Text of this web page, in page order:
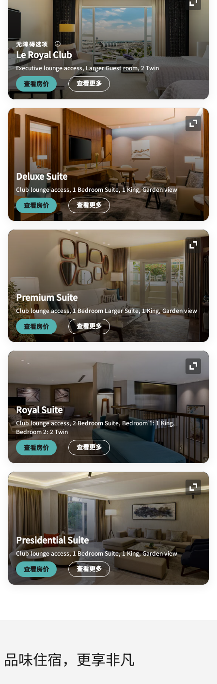
展开
无障碍选项
Le Royal Club
Executive lounge access, Larger Guest room, 2 Twin
查看房价 查看更多
展开
Deluxe Suite
Club lounge access, 1 Bedroom Suite, 1 King, Garden view
查看房价 查看更多
展开
Premium Suite
Club lounge access, 1 Bedroom Larger Suite, 1 King, Garden view
查看房价 查看更多
展开
Royal Suite
Club lounge access, 2 Bedroom Suite, Bedroom 1: 1 King,
Bedroom 2: 2 Twin
查看房价 查看更多
展开
Presidential Suite
Club lounge access, 1 Bedroom Suite, 1 King, Garden view
查看房价 查看更多
品味住宿，更享非凡